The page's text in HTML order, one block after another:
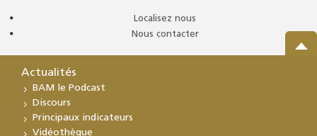
Localisez nous
Nous contacter
Actualités
BAM le Podcast
Discours
Principaux indicateurs
Vidéothèque